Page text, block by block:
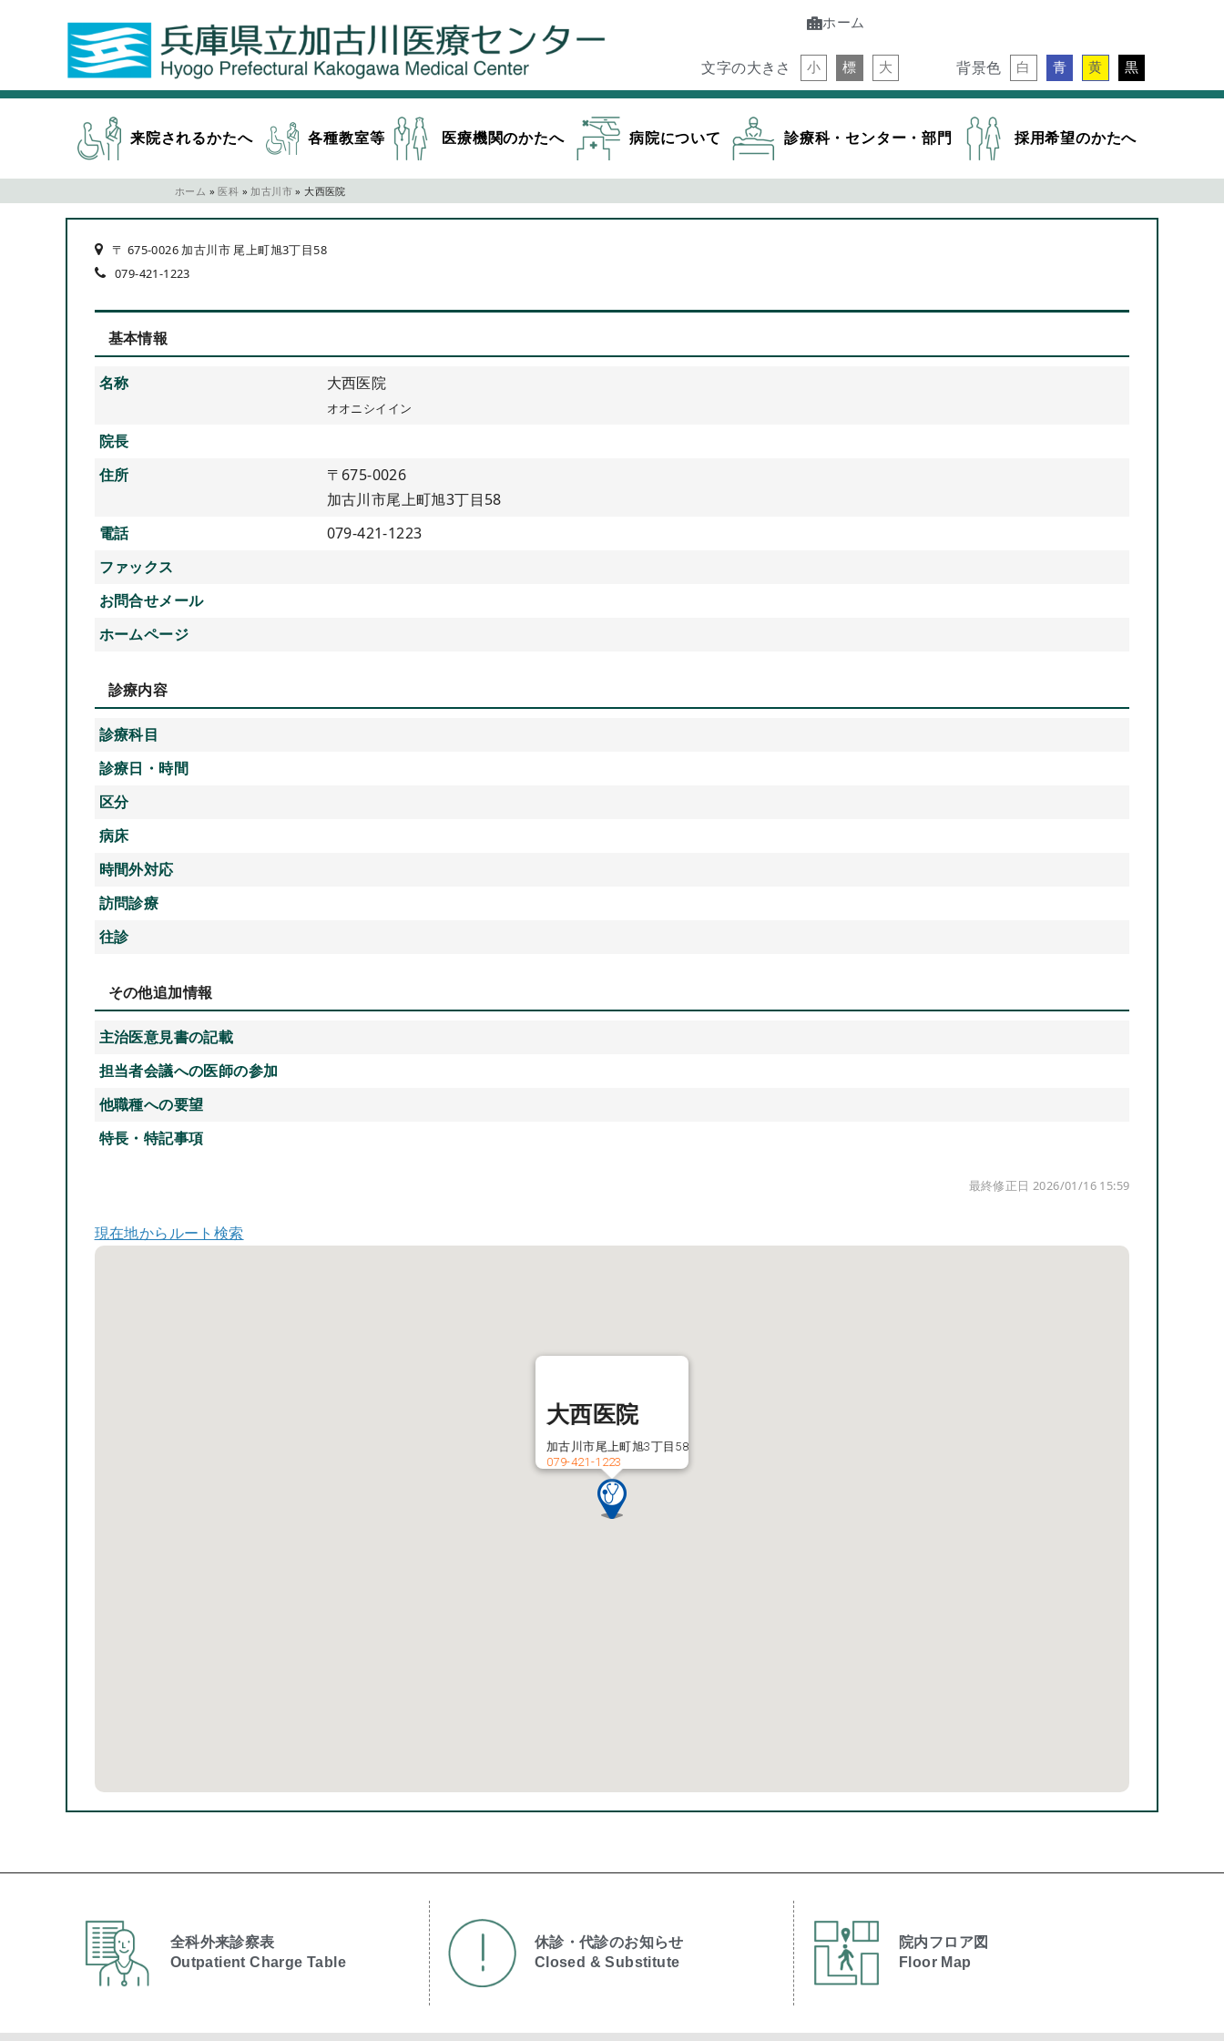
ホーム
文字の大きさ 小 標 大 背景色 白 青 黄 黒
来院されるかたへ 各種教室等 医療機関のかたへ 病院について 診療科・センター・部門 採用希望のかたへ
ホーム » 医科 » 加古川市 » 大西医院
〒 675-0026 加古川市 尾上町旭3丁目58
079-421-1223
基本情報
名称 大西医院
オオニシイイン
院長
住所
〒675-0026
加古川市尾上町旭3丁目58
電話
079-421-1223
ファックス
お問合せメール
ホームページ
診療内容
診療科目
診療日・時間
区分
病床
時間外対応
訪問診療
往診
その他追加情報
主治医意見書の記載
担当者会議への医師の参加
他職種への要望
特長・特記事項
最終修正日 2026/01/16 15:59
現在地からルート検索
大西医院
加古川市尾上町旭3丁目58
079-421-1223
全科外来診察表
Outpatient Charge Table​
休診・代診のお知らせ
Closed & Substitute​
院内フロア図
Floor Map